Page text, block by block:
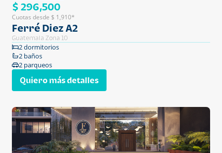
$ 296,500
Cuotas desde $ 1,910*
Ferré Diez A2
Guatemala Zona 10
2 dormitorios
2 baños
2 parqueos
Quiero más detalles